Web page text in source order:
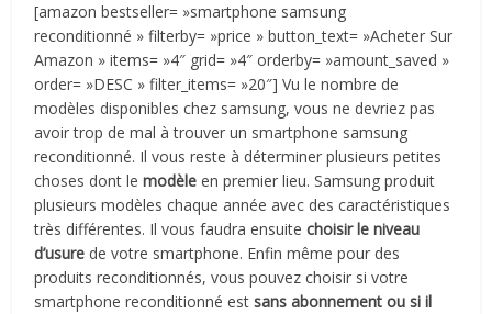
[amazon bestseller= »smartphone samsung
reconditionné » filterby= »price » button_text= »Acheter Sur
Amazon » items= »4″ grid= »4″ orderby= »amount_saved »
order= »DESC » filter_items= »20″] Vu le nombre de
modèles disponibles chez samsung, vous ne devriez pas
avoir trop de mal à trouver un smartphone samsung
reconditionné. Il vous reste à déterminer plusieurs petites
choses dont lemodèle en premier lieu. Samsung produit
plusieurs modèles chaque année avec des caractéristiques
très différentes. Il vous faudra ensuitechoisir le niveau
d’usure de votre smartphone. Enfin même pour des
produits reconditionnés, vous pouvez choisir si votre
smartphone reconditionné estsans abonnement ou si il